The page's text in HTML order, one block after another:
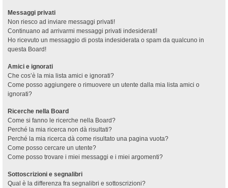
Messaggi privati
Non riesco ad inviare messaggi privati!
Continuano ad arrivarmi messaggi privati indesiderati!
Ho ricevuto un messaggio di posta indesiderata o spam da qualcuno in
questa Board!
Amici e ignorati
Che cos’è la mia lista amici e ignorati?
Come posso aggiungere o rimuovere un utente dalla mia lista amici o
ignorati?
Ricerche nella Board
Come si fanno le ricerche nella Board?
Perché la mia ricerca non dà risultati?
Perché la mia ricerca dà come risultato una pagina vuota?
Come posso cercare un utente?
Come posso trovare i miei messaggi e i miei argomenti?
Sottoscrizioni e segnalibri
Qual è la differenza fra segnalibri e sottoscrizioni?